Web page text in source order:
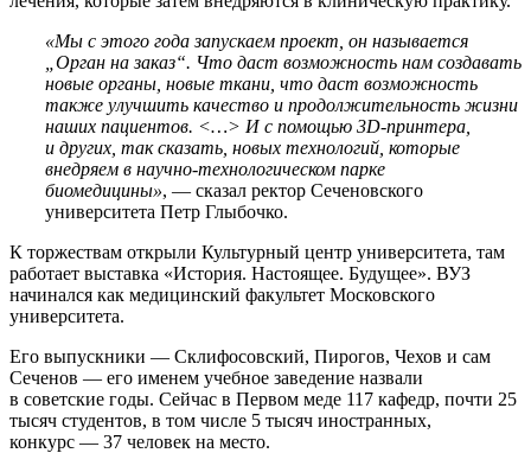
«Мы с этого года запускаем проект, он называется
„Орган на заказ“. Что даст возможность нам создавать
новые органы, новые ткани, что даст возможность
также улучшить качество и продолжительность жизни
наших пациентов. <…> И с помощью 3D-принтера,
и других, так сказать, новых технологий, которые
внедряем в научно-технологическом парке
биомедицины», — сказал ректор Сеченовского
университета Петр Глыбочко.
К торжествам открыли Культурный центр университета, там
работает выставка «История. Настоящее. Будущее». ВУЗ
начинался как медицинский факультет Московского
университета.
Его выпускники — Склифосовский, Пирогов, Чехов и сам
Сеченов — его именем учебное заведение назвали
в советские годы. Сейчас в Первом меде 117 кафедр, почти 25
тысяч студентов, в том числе 5 тысяч иностранных,
конкурс — 37 человек на место.